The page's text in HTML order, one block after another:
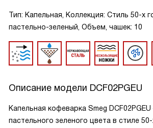
Тип: Капельная, Коллекция: Стиль 50-х
пастельно-зеленый, Объем, чашек: 10
Описание модели DCF02PGEU
Капельная кофеварка Smeg
пастельного зеленого цвета в стиле 50-